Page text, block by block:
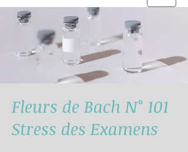
Fleurs de Bach N° 101
Stress des Examens